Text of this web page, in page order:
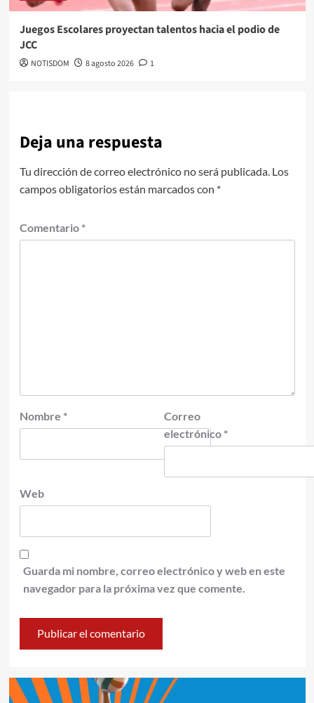
Juegos Escolares proyectan talentos hacia el podio de
JCC
NOTISDOM 8 agosto 2026 1
Deja una respuesta
Tu dirección de correo electrónico no será publicada. Los
campos obligatorios están marcados con *
Comentario *
Nombre *
Correo
electrónico *
Web
Guarda mi nombre, correo electrónico y web en este
navegador para la próxima vez que comente.